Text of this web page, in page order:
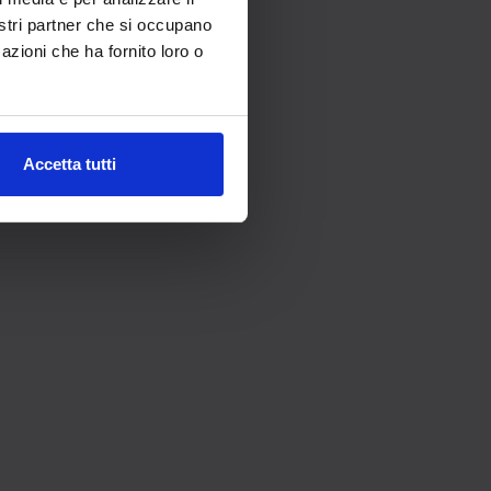
partner che si occupano
che ha fornito loro o
Accetta tutti